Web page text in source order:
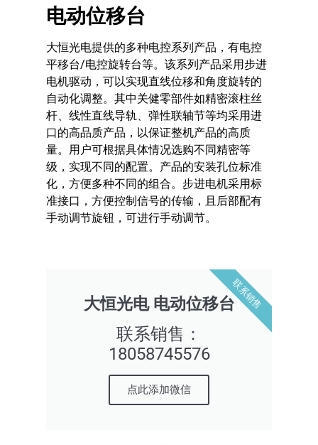
电动位移台
大恒光电提供的多种电控系列产品，有电控
平移台/电控旋转台等。该系列产品采用步进
电机驱动，可以实现直线位移和角度旋转的
自动化调整。其中关健零部件如精密滚柱丝
杆、线性直线导轨、弹性联轴节等均采用进
口的高品质产品，以保证整机产品的高质
量。用户可根据具体情况选购不同精密等
级，实现不同的配置。产品的安装孔位标准
化，方便多种不同的组合。步进电机采用标
准接口，方便控制信号的传输，且后部配有
手动调节旋钮，可进行手动调节。
大恒光电 电动位移台
联系销售：
18058745576
点此添加微信
联系销售